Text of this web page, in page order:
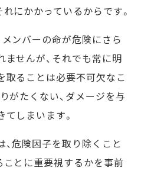
にかかっているからです。
ンバーの命が危険にさら
せんが、それでも常に明
取ることは必要不可欠なこ
がたくない、ダメージを与
しまいます。
危険因子を取り除くこと
ことに重要視するかを事前